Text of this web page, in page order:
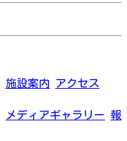
施設案内 アクセス
メディアギャラリー 報